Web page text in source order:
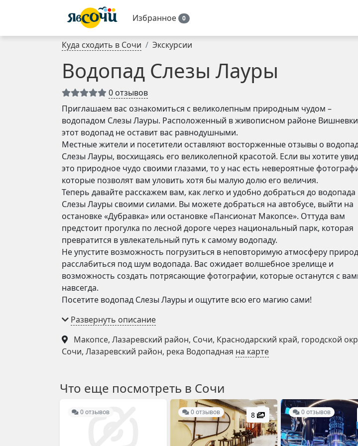
Избранное 0
Куда сходить в Сочи Экскурсии
Водопад Слезы Лауры
0 отзывов
Приглашаем вас ознакомиться с великолепным природным чудом –
водопадом Слезы Лауры. Расположенный в живописном районе
этот водопад не оставит вас равнодушными.
Местные жители и посетители оставляют восторженные отзывы о
Слезы Лауры, восхищаясь его великолепной красотой. Если вы хотите
это природное чудо своими глазами, то у нас есть невероятные
которые позволят вам уловить хотя бы малую долю его величия.
Теперь давайте расскажем вам, как легко и удобно добраться до водопада
Слезы Лауры своими силами. Вы можете добраться на автобусе, выйти на
остановке «Дубравка» или остановке «Пансионат Макопсе». Оттуда вам
предстоит прогулка по лесной дороге через национальный парк, которая
превратится в увлекательный путь к самому водопаду.
Не упустите возможность погрузиться в неповторимую атмосферу
расслабиться под шум водопада. Вас ожидает волшебное зрелище и
возможность создать потрясающие фотографии, которые останутся с
навсегда.
Посетите водопад Слезы Лауры и ощутите всю его магию сами!
Макопсе, Лазаревский район, Сочи, Краснодарский край, городской
Сочи, Лазаревский район, река Водопадная на карте
Что еще посмотреть в Сочи
0 отзывов 0 отзывов 8 0 отзывов